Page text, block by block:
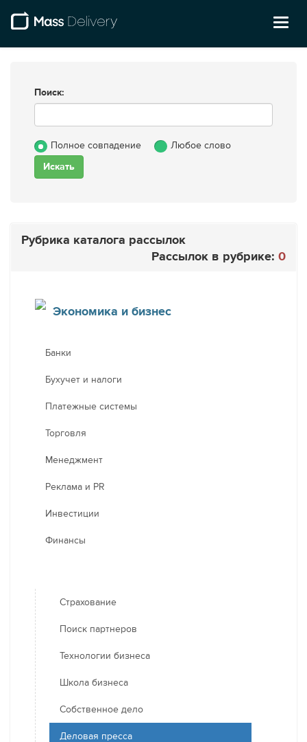
Поиск:
Полное совпадение Любое слово
Рубрика каталога рассылок
Рассылок в рубрике: 0
Экономика и бизнес
Банки
Бухучет и налоги
Платежные системы
Торговля
Менеджмент
Реклама и PR
Инвестиции
Финансы
Страхование
Поиск партнеров
Технологии бизнеса
Школа бизнеса
Собственное дело
Деловая пресса